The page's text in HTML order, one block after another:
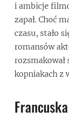
i ambicje
zapał. Choć
czasu, stało
romansów
rozsmakował
kopniakach z